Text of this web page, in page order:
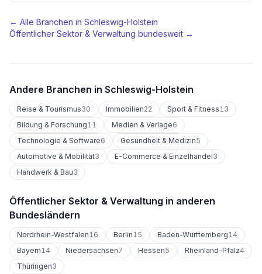
← Alle Branchen in Schleswig-Holstein
Öffentlicher Sektor & Verwaltung bundesweit →
Andere Branchen in Schleswig-Holstein
Reise & Tourismus30 Immobilien22 Sport & Fitness13
Bildung & Forschung11 Medien & Verlage6
Technologie & Software6 Gesundheit & Medizin5
Automotive & Mobilität3 E-Commerce & Einzelhandel3
Handwerk & Bau3
Öffentlicher Sektor & Verwaltung in anderen
Bundesländern
Nordrhein-Westfalen16 Berlin15 Baden-Württemberg14
Bayern14 Niedersachsen7 Hessen5 Rheinland-Pfalz4
Thüringen3